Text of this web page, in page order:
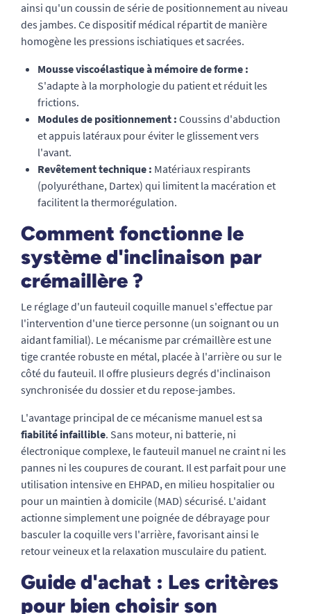
ainsi qu'un coussin de série de positionnement au niveau
des jambes. Ce dispositif médical répartit de manière
homogène les pressions ischiatiques et sacrées.
Mousse viscoélastique à mémoire de forme :
S'adapte à la morphologie du patient et réduit les
frictions.
Modules de positionnement : Coussins d'abduction
et appuis latéraux pour éviter le glissement vers
l'avant.
Revêtement technique : Matériaux respirants
(polyuréthane, Dartex) qui limitent la macération et
facilitent la thermorégulation.
Comment fonctionne le
système d'inclinaison par
crémaillère ?
Le réglage d'un fauteuil coquille manuel s'effectue par
l'intervention d'une tierce personne (un soignant ou un
aidant familial). Le mécanisme par crémaillère est une
tige crantée robuste en métal, placée à l'arrière ou sur le
côté du fauteuil. Il offre plusieurs degrés d'inclinaison
synchronisée du dossier et du repose-jambes.
L'avantage principal de ce mécanisme manuel est sa
fiabilité infaillible. Sans moteur, ni batterie, ni
électronique complexe, le fauteuil manuel ne craint ni les
pannes ni les coupures de courant. Il est parfait pour une
utilisation intensive en EHPAD, en milieu hospitalier ou
pour un maintien à domicile (MAD) sécurisé. L'aidant
actionne simplement une poignée de débrayage pour
basculer la coquille vers l'arrière, favorisant ainsi le
retour veineux et la relaxation musculaire du patient.
Guide d'achat : Les critères
pour bien choisir son